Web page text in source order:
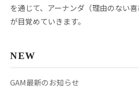
を通じて、アーナンダ（理由のない
が目覚めていきます。
NEW
GAM最新のお知らせ